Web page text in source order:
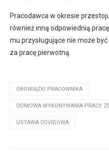
Pracodawca w okresie
również inną odpowiednią
mu przysługujące nie może
za pracę pierwotną.
OBOWIĄZKI PRACOWNIKA
ODMOWA WYKONYWANIA PRACY
USTAWA COVIDOWA